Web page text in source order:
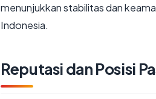
menunjukkan stabilitas dan
Indonesia.
Reputasi dan Posisi